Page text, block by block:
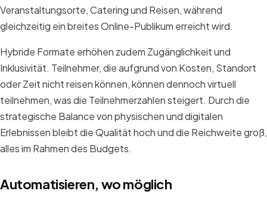
Veranstaltungsorte, Catering und Reisen, während
gleichzeitig ein breites Online-Publikum erreicht wird.
Hybride Formate erhöhen zudem Zugänglichkeit und
Inklusivität. Teilnehmer, die aufgrund von Kosten, Standort
oder Zeit nicht reisen können, können dennoch virtuell
teilnehmen, was die Teilnehmerzahlen steigert. Durch die
strategische Balance von physischen und digitalen
Erlebnissen bleibt die Qualität hoch und die Reichweite groß,
alles im Rahmen des Budgets.
Automatisieren, wo möglich